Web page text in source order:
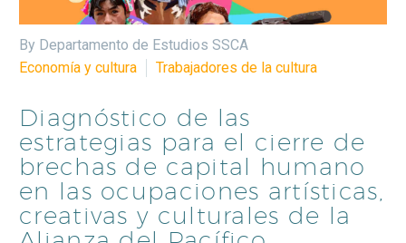
By Departamento de Estudios SSCA
Economía y cultura
Trabajadores de la cultura
Diagnóstico de las
estrategias para el cierre de
brechas de capital humano
en las ocupaciones artísticas,
creativas y culturales de la